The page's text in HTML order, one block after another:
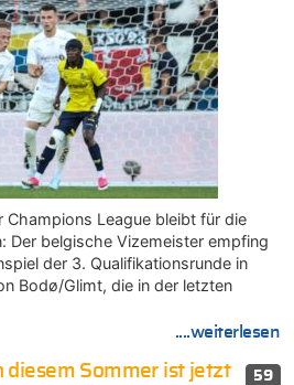
Champions League bleibt für die
Der belgische Vizemeister empfing
der 3. Qualifikationsrunde in
Bodø/Glimt, die in der letzten
....weiterlesen
59
Sommer ist jetzt